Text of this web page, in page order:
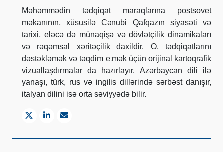
Məhəmmədin tədqiqat maraqlarına postsovet
məkanının, xüsusilə Cənubi Qafqazın siyasəti və
tarixi, eləcə də münaqişə və dövlətçilik dinamikaları
və rəqəmsal xəritəçilik daxildir. O, tədqiqatlarını
dəstəkləmək və təqdim etmək üçün orijinal kartoqrafik
vizuallaşdırmalar da hazırlayır. Azərbaycan dili ilə
yanaşı, türk, rus və ingilis dillərində sərbəst danışır,
italyan dilini isə orta səviyyədə bilir.